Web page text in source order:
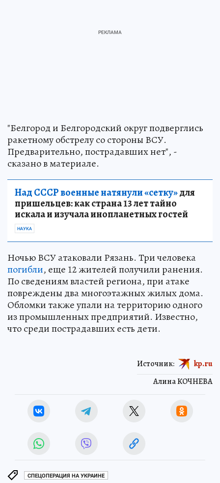
"Белгород и Белгородский округ подверглись
ракетному обстрелу со стороны ВСУ.
Предварительно, пострадавших нет", -
сказано в материале.
Над СССР военные натянули «сетку»для
пришельцев: как страна 13 лет тайно
искала и изучала инопланетных гостей
НАУКА
Ночью ВСУ атаковали Рязань. Три человека
погибли, еще 12 жителей получили ранения.
По сведениям властей региона, при атаке
повреждены два многоэтажных жилых дома.
Обломки также упали на территорию одного
из промышленных предприятий. Известно,
что среди пострадавших есть дети.
Алина КОЧНЕВА
Источник: kp.ru
СПЕЦОПЕРАЦИЯ НА УКРАИНЕ